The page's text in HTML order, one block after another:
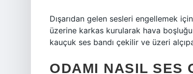
Dışarıdan gelen sesleri engellemek
üzerine karkas kurularak hava boşluğu
kauçuk ses bandı çekilir ve üzeri
ODAMI NASIL SES